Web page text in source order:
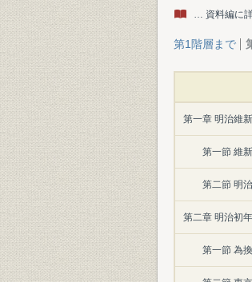
… 資料編に
第1階層まで
第一章 明治維
第一節 維
第二節 明
第二章 明治初
第一節 為